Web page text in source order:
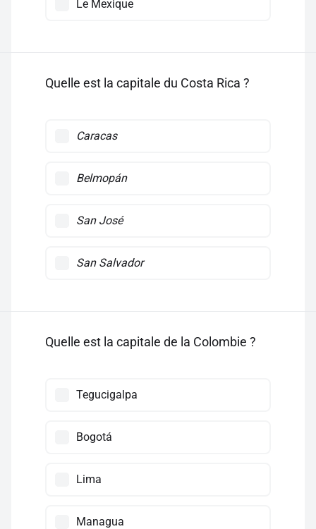
Le Mexique
Quelle est la capitale du Costa Rica ?
Caracas
Belmopán
San José
San Salvador
Quelle est la capitale de la Colombie ?
Tegucigalpa
Bogotá
Lima
Managua